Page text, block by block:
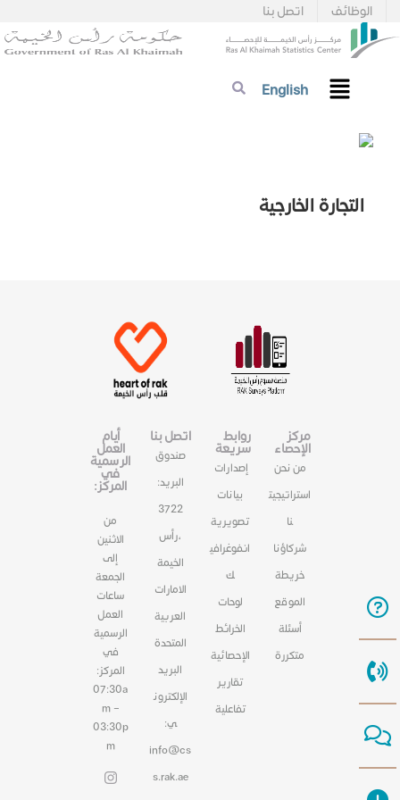
اتصل بنا الوظائف
English
التجارة الخارجية
مركز
الإحصاء
من نحن
استراتيجيت
نا
شركاؤنا
خريطة
الموقع
أسئلة
متكررة
روابط
سريعة
إصدارات
بيانات
تصويرية
انفوغرافي
ك
لوحات
الخرائط
الإحصائية
تقارير
تفاعلية
اتصل بنا
صندوق
البريد:
3722
،رأس
الخيمة
الامارات
العربية
المتحدة
البريد
الإلكترون
ي:
info@cs
s.rak.ae
أيام
العمل
الرسمية
في
المركز:
من
الاثنين
إلى
الجمعة
ساعات
العمل
الرسمية
في
المركز:
07:30a
m –
03:30p
m